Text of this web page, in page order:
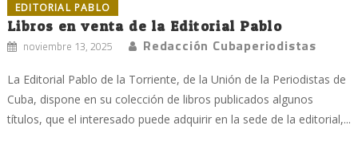
EDITORIAL PABLO
Libros en venta de la Editorial Pablo
noviembre 13, 2025 Redacción Cubaperiodistas
La Editorial Pablo de la Torriente, de la Unión de la Periodistas de
Cuba, dispone en su colección de libros publicados algunos
títulos, que el interesado puede adquirir en la sede de la editorial,...